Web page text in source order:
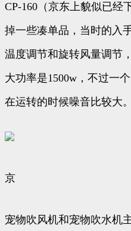
CP-160（京东上貌似已经
掉一些凑单品，当时的入
温度调节和旋转风量调节
大功率是1500w，不过一
在运转的时候噪音比较大。
京
宠物吹风机和宠物吹水机